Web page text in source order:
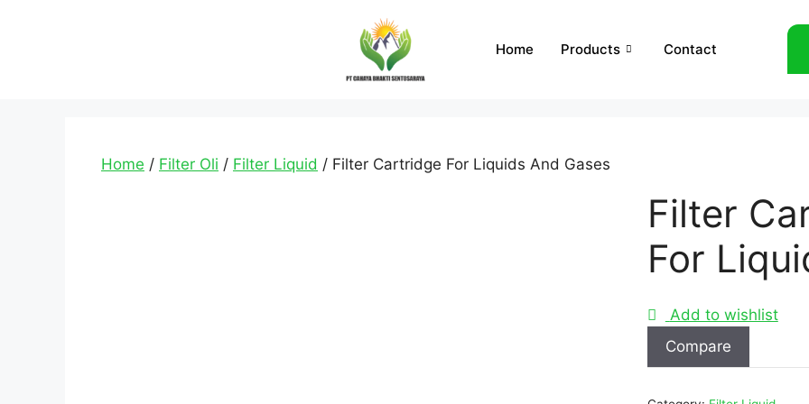
Home Products Contact
Home / Filter Oli / Filter Liquid / Filter Cartridge For Liquids And Gases
Filter
For
Add to wishlist
Compare